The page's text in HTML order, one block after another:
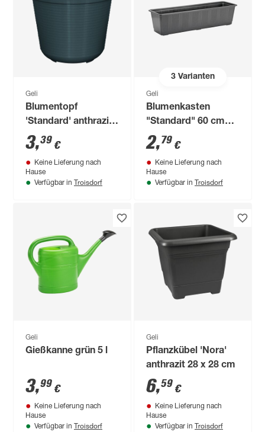
Geli
Blumentopf
'Standard' anthrazit
Ø 22 cm
3,39 €
Keine Lieferung nach
Hause
Verfügbar in Troisdorf
3Varianten
Geli
Blumenkasten
"Standard" 60 cm
anthrazit
2,79 €
Keine Lieferung nach
Hause
Verfügbar in Troisdorf
Geli
Gießkanne grün 5 l
3,99 €
Keine Lieferung nach
Hause
Verfügbar in Troisdorf
Geli
Pflanzkübel 'Nora'
anthrazit 28 x 28 cm
6,59 €
Keine Lieferung nach
Hause
Verfügbar in Troisdorf